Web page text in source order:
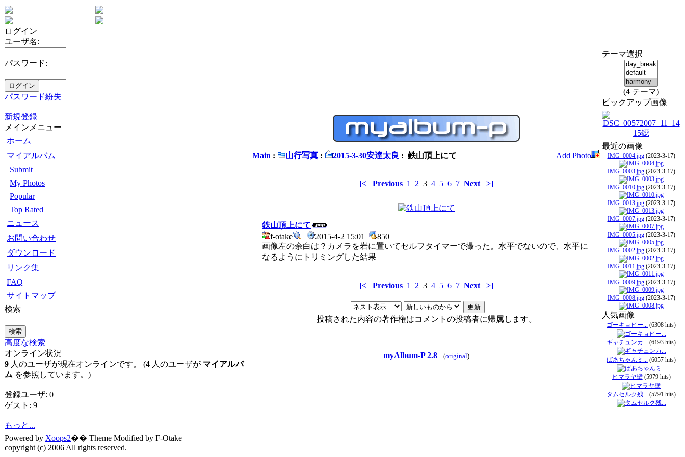
ログイン
ユーザ名:
パスワード:
パスワード紛失
新規登録
メインメニュー
ホーム
マイアルバム
Submit
My Photos
Popular
Top Rated
ニュース
お問い合わせ
ダウンロード
リンク集
FAQ
サイトマップ
検索
高度な検索
オンライン状況
9 人のユーザが現在オンラインです。 (4 人のユーザが マイアルバ
ム を参照しています。)
登録ユーザ: 0
ゲスト: 9
もっと...
Main : 山行写真 : 2015-3-30安達太良 : 鉄山頂上にて Add Photo
[< Previous 1 2 3 4 5 6 7 Next >]
鉄山頂上にて
f-otake
2015-4-2 15:01
850
画像左の余白は？カメラを岩に置いてセルフタイマーで撮った。水平でないので、水平に
なるようにトリミングした結果
[< Previous 1 2 3 4 5 6 7 Next >]
投稿された内容の著作権はコメントの投稿者に帰属します。
myAlbum-P 2.8 (original)
テーマ選択
(4 テーマ)
ピックアップ画像
最近の画像
IMG_0004.jpg(2023-3-17)
IMG_0003.jpg(2023-3-17)
IMG_0010.jpg(2023-3-17)
IMG_0013.jpg(2023-3-17)
IMG_0007.jpg(2023-3-17)
IMG_0005.jpg(2023-3-17)
IMG_0002.jpg(2023-3-17)
IMG_0011.jpg(2023-3-17)
IMG_0009.jpg(2023-3-17)
IMG_0008.jpg(2023-3-17)
人気画像
ゴーキョピー... (6308 hits)
ギャチュンカ... (6193 hits)
ばあちゃんミ... (6057 hits)
ヒマラヤ壁(5979 hits)
タムセルク残... (5791 hits)
Powered by Xoops2�� Theme Modified by F-Otake
copyright (c) 2006 All rights reserved.